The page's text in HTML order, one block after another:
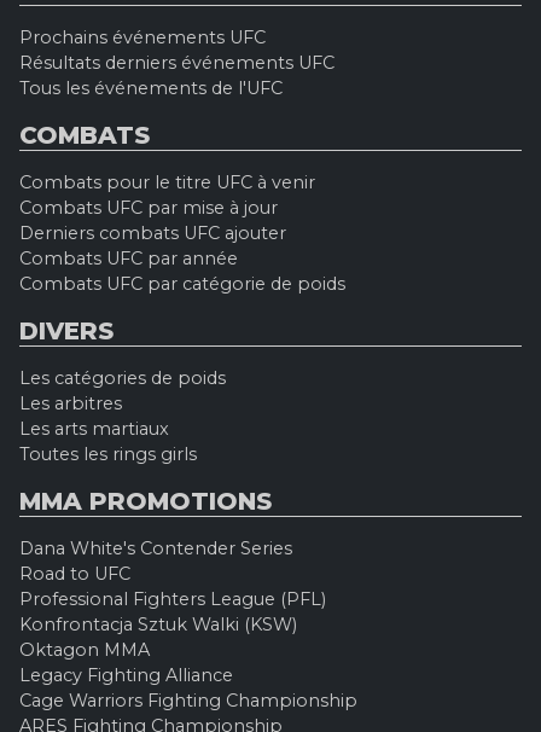
Prochains événements UFC
Résultats derniers événements UFC
Tous les événements de l'UFC
COMBATS
Combats pour le titre UFC à venir
Combats UFC par mise à jour
Derniers combats UFC ajouter
Combats UFC par année
Combats UFC par catégorie de poids
DIVERS
Les catégories de poids
Les arbitres
Les arts martiaux
Toutes les rings girls
MMA PROMOTIONS
Dana White's Contender Series
Road to UFC
Professional Fighters League (PFL)
Konfrontacja Sztuk Walki (KSW)
Oktagon MMA
Legacy Fighting Alliance
Cage Warriors Fighting Championship
ARES Fighting Championship